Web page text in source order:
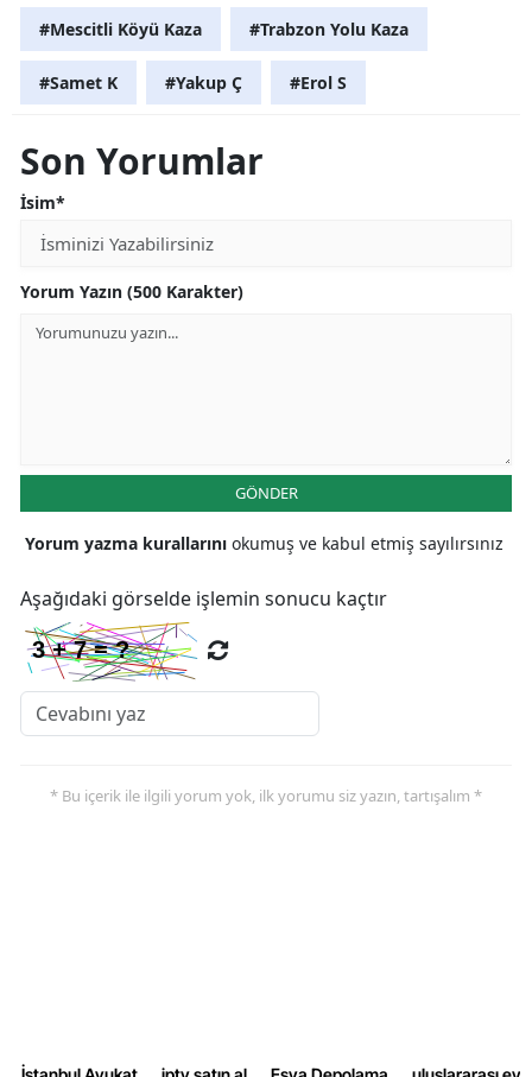
#Mescitli Köyü Kaza #Trabzon Yolu Kaza
#Samet K #Yakup Ç #Erol S
Son Yorumlar
İsim*
Yorum Yazın (500 Karakter)
GÖNDER
Yorum yazma kurallarını okumuş ve kabul etmiş sayılırsınız
Aşağıdaki görselde işlemin sonucu kaçtır
* Bu içerik ile ilgili yorum yok, ilk yorumu siz yazın, tartışalım *